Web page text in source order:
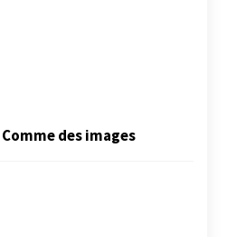
Comme des images